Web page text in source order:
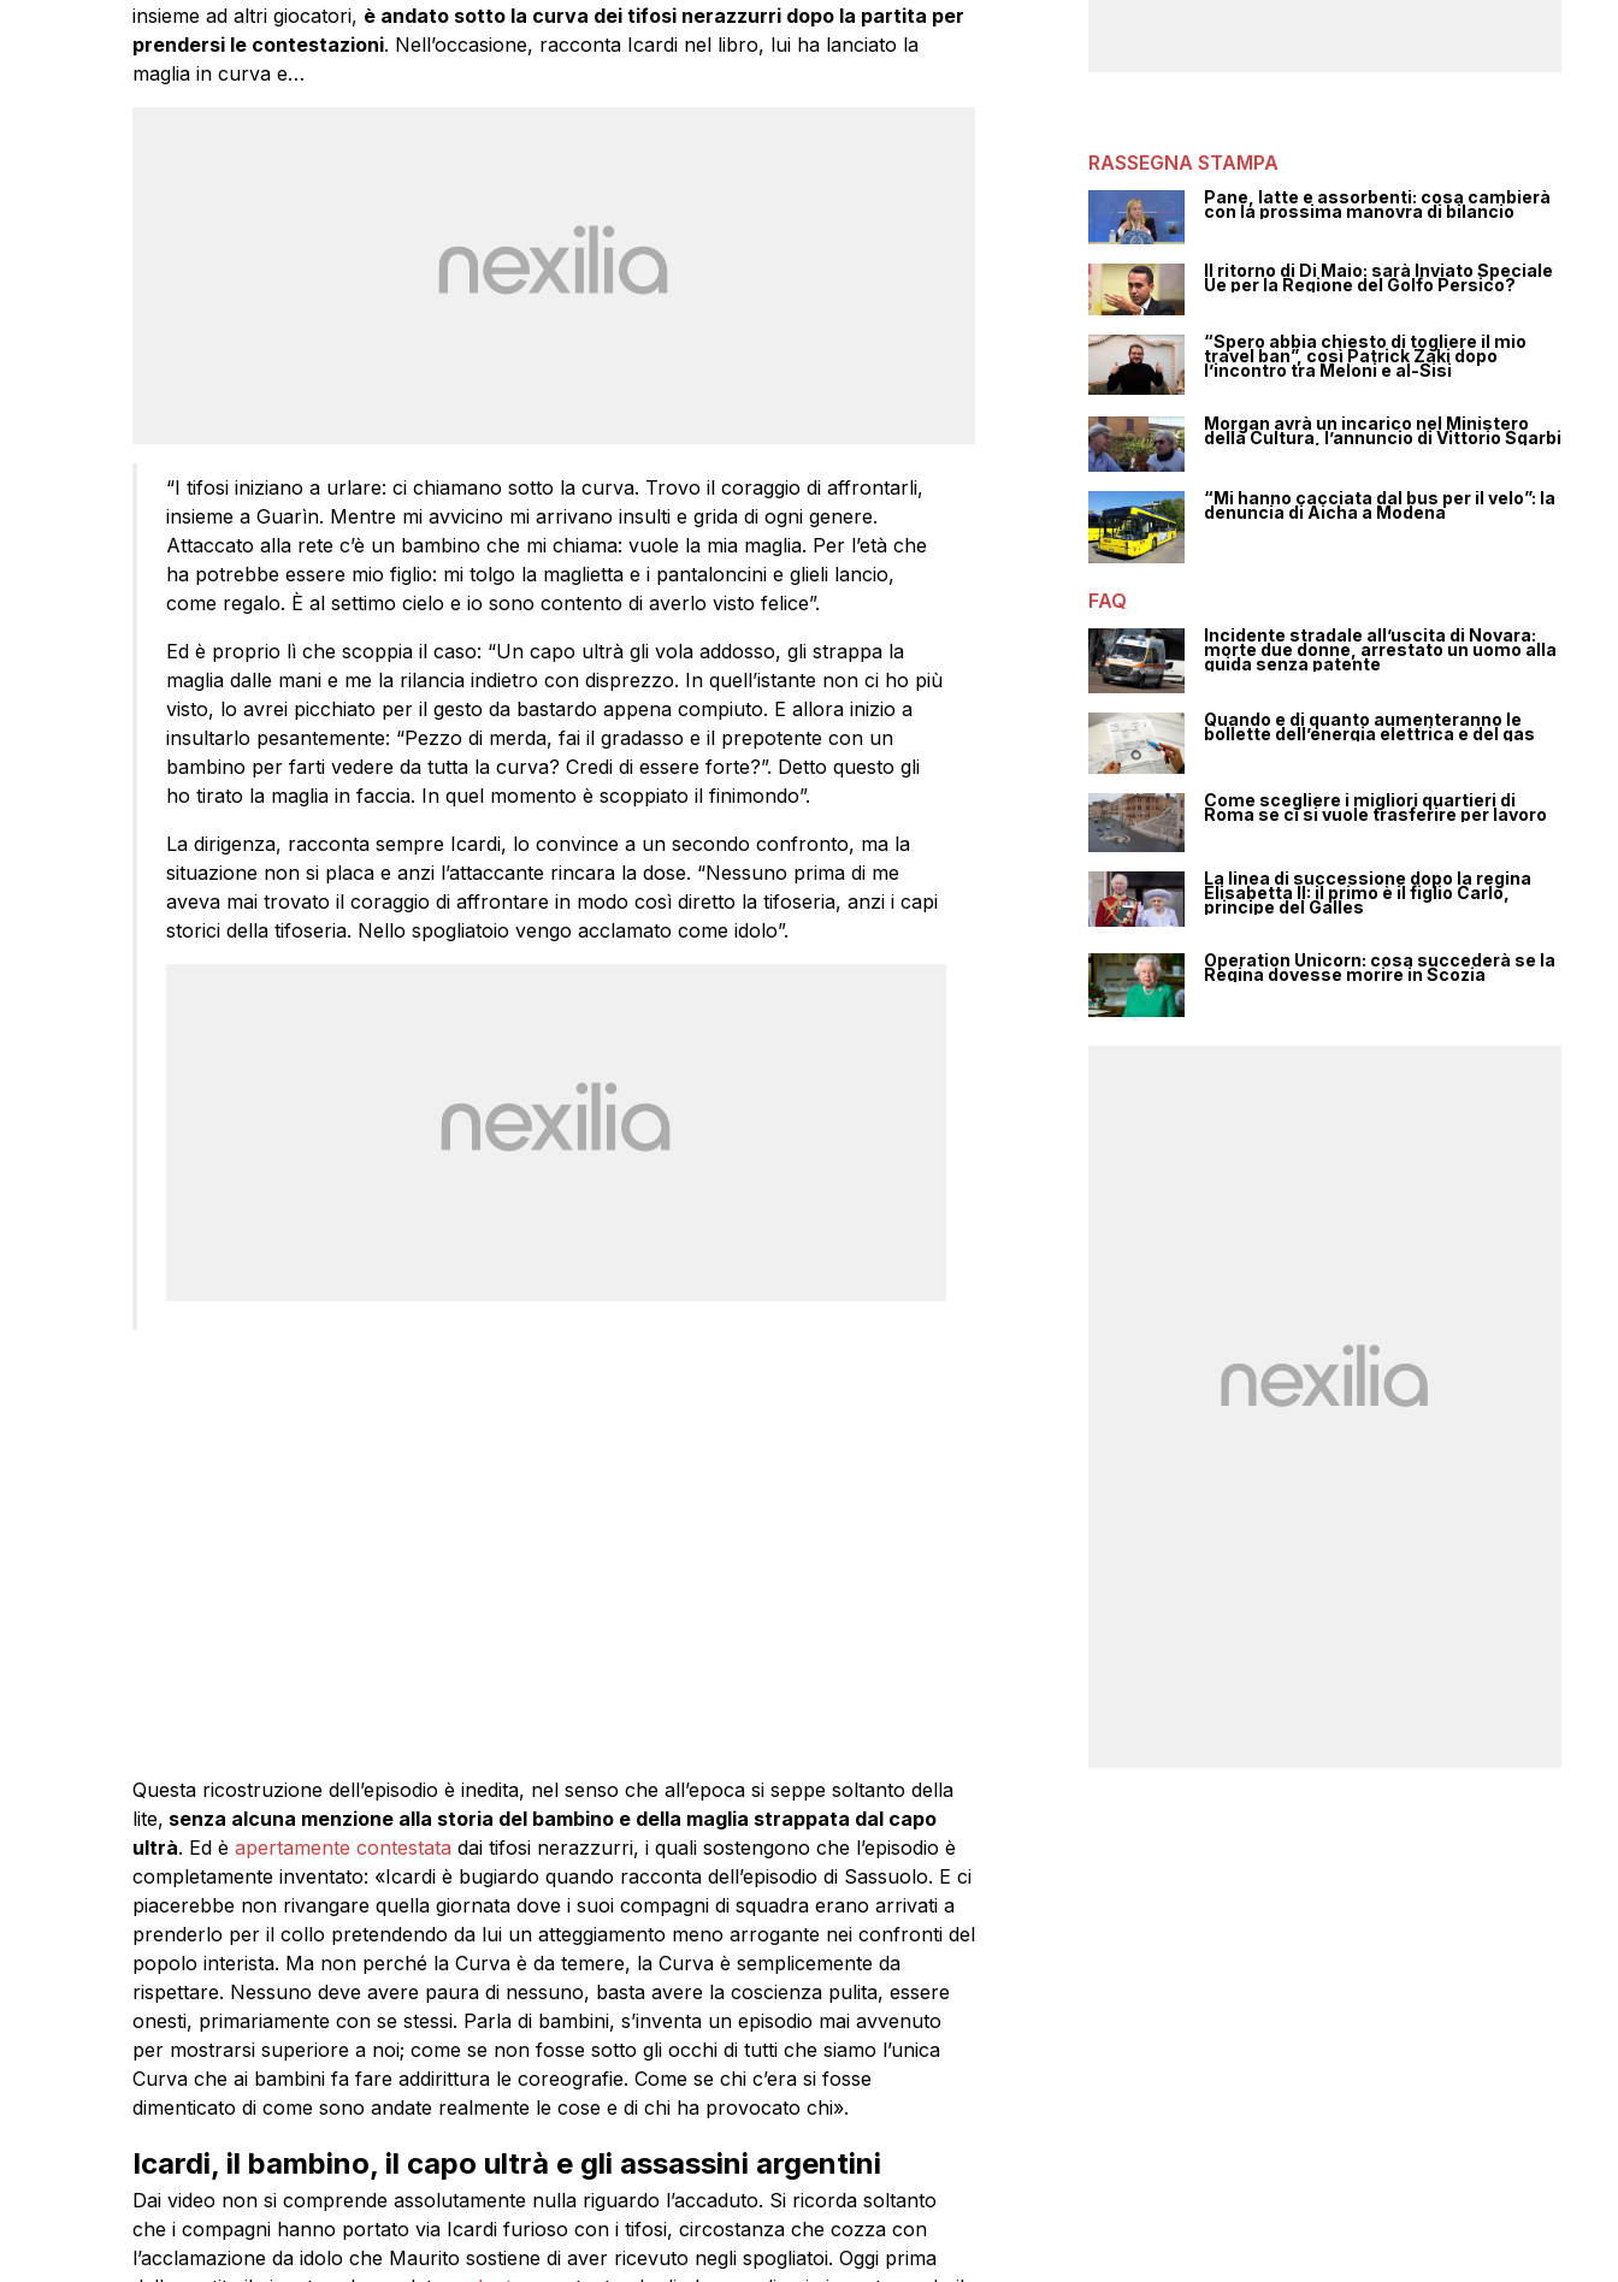
insieme ad altri giocatori, è andato sotto la curva dei tifosi nerazzurri dopo la partita per
prendersi le contestazioni. Nell’occasione, racconta Icardi nel libro, lui ha lanciato la
maglia in curva e…
“I tifosi iniziano a urlare: ci chiamano sotto la curva. Trovo il coraggio di affrontarli,
insieme a Guarìn. Mentre mi avvicino mi arrivano insulti e grida di ogni genere.
Attaccato alla rete c’è un bambino che mi chiama: vuole la mia maglia. Per l’età che
ha potrebbe essere mio figlio: mi tolgo la maglietta e i pantaloncini e glieli lancio,
come regalo. È al settimo cielo e io sono contento di averlo visto felice”.
Ed è proprio lì che scoppia il caso: “Un capo ultrà gli vola addosso, gli strappa la
maglia dalle mani e me la rilancia indietro con disprezzo. In quell’istante non ci ho più
visto, lo avrei picchiato per il gesto da bastardo appena compiuto. E allora inizio a
insultarlo pesantemente: “Pezzo di merda, fai il gradasso e il prepotente con un
bambino per farti vedere da tutta la curva? Credi di essere forte?”. Detto questo gli
ho tirato la maglia in faccia. In quel momento è scoppiato il finimondo”.
La dirigenza, racconta sempre Icardi, lo convince a un secondo confronto, ma la
situazione non si placa e anzi l’attaccante rincara la dose. “Nessuno prima di me
aveva mai trovato il coraggio di affrontare in modo così diretto la tifoseria, anzi i capi
storici della tifoseria. Nello spogliatoio vengo acclamato come idolo”.
Questa ricostruzione dell’episodio è inedita, nel senso che all’epoca si seppe soltanto della
lite, senza alcuna menzione alla storia del bambino e della maglia strappata dal capo
ultrà. Ed è apertamente contestata dai tifosi nerazzurri, i quali sostengono che l’episodio è
completamente inventato: «Icardi è bugiardo quando racconta dell’episodio di Sassuolo. E ci
piacerebbe non rivangare quella giornata dove i suoi compagni di squadra erano arrivati a
prenderlo per il collo pretendendo da lui un atteggiamento meno arrogante nei confronti del
popolo interista. Ma non perché la Curva è da temere, la Curva è semplicemente da
rispettare. Nessuno deve avere paura di nessuno, basta avere la coscienza pulita, essere
onesti, primariamente con se stessi. Parla di bambini, s’inventa un episodio mai avvenuto
per mostrarsi superiore a noi; come se non fosse sotto gli occhi di tutti che siamo l’unica
Curva che ai bambini fa fare addirittura le coreografie. Come se chi c’era si fosse
dimenticato di come sono andate realmente le cose e di chi ha provocato chi».
Icardi, il bambino, il capo ultrà e gli assassini argentini
Dai video non si comprende assolutamente nulla riguardo l’accaduto. Si ricorda soltanto
che i compagni hanno portato via Icardi furioso con i tifosi, circostanza che cozza con
l’acclamazione da idolo che Maurito sostiene di aver ricevuto negli spogliatoi. Oggi prima
RASSEGNA STAMPA
Pane, latte e assorbenti: cosa cambierà
con la prossima manovra di bilancio
Il ritorno di Di Maio: sarà Inviato Speciale
Ue per la Regione del Golfo Persico?
“Spero abbia chiesto di togliere il mio
travel ban”, così Patrick Zaki dopo
l’incontro tra Meloni e al-Sisi
Morgan avrà un incarico nel Ministero
della Cultura, l’annuncio di Vittorio Sgarbi
“Mi hanno cacciata dal bus per il velo”: la
denuncia di Aicha a Modena
FAQ
Incidente stradale all’uscita di Novara:
morte due donne, arrestato un uomo alla
guida senza patente
Quando e di quanto aumenteranno le
bollette dell’energia elettrica e del gas
Come scegliere i migliori quartieri di
Roma se ci si vuole trasferire per lavoro
La linea di successione dopo la regina
Elisabetta II: il primo è il figlio Carlo,
principe del Galles
Operation Unicorn: cosa succederà se la
Regina dovesse morire in Scozia